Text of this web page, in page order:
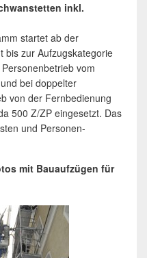
inkl.
startet ab der
bis zur Aufzugskategorie
vom
bei doppelter
von der Fernbedienung
500 Z/ZP eingesetzt. Das
und Personen-
mit Bauaufzügen für